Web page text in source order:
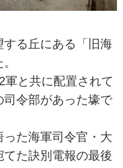
る丘にある「旧海
軍と共に配置されて
令部があった壕で
た海軍司令官・大
た訣別電報の最後